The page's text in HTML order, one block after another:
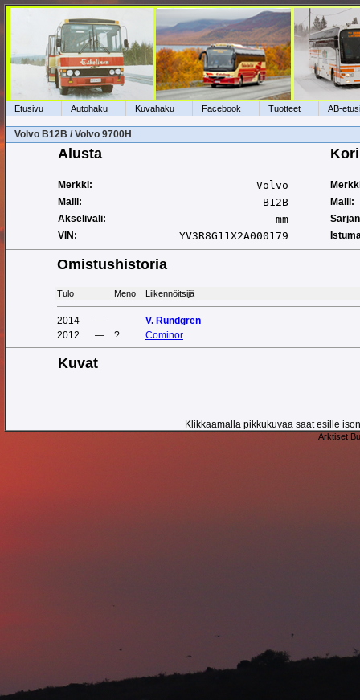
Etusivu Autohaku Kuvahaku Facebook Tuotteet AB-
Volvo B12B / Volvo 9700H
Alusta Kori
Merkki: Volvo
Malli:
B12B
Malli:
Akseliväli:
mm
VIN:
YV3R8G11X2A000179
Omistushistoria
Tulo Meno Liikennöitsijä
2014 —
V. Rundgren
2012
— ? Cominor
Kuvat
Klikkaamalla pikkukuvaa saat esille
Arktiset